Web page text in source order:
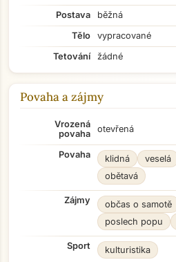
Postava
běžná
Tělo
vypracované
Tetování
žádné
Povaha a zájmy
Vrozená
povaha
otevřená
Povaha klidná veselá
obětavá
Zájmy občas o samotě
poslech popu
Sport kulturistika